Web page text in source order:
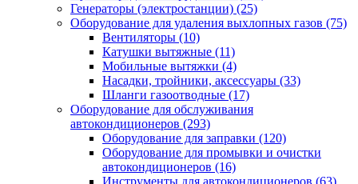
Генераторы (электростанции) (25)
Оборудование для удаления выхлопных газов (75)
Вентиляторы (10)
Катушки вытяжные (11)
Мобильные вытяжки (4)
Насадки, тройники, аксессуары (33)
Шланги газоотводные (17)
Оборудование для обслуживания
автокондиционеров (293)
Оборудование для заправки (120)
Оборудование для промывки и очистки
автокондиционеров (16)
Инструменты для автокондиционеров (63)